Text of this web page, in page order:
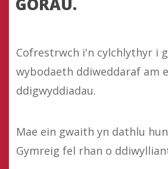
GORAU.
Cofrestrwch i'n cylchlythyr i
wybodaeth ddiweddaraf am
ddigwyddiadau.
Mae ein gwaith yn dathlu
Gymreig fel rhan o